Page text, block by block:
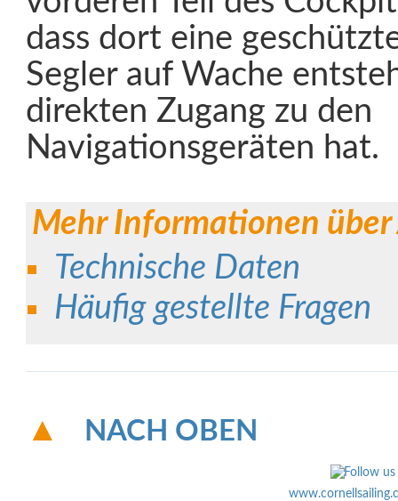
dass dort eine
Segler auf Wache
direkten Zugang zu den
Navigationsgeräten hat.
Mehr Informationen
Technische Daten
Häufig gestellte Fragen
NACH OBEN